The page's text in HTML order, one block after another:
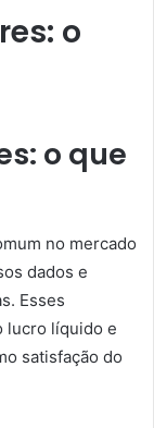
o
o que
no mercado
dados e
Esses
lucro líquido e
satisfação do